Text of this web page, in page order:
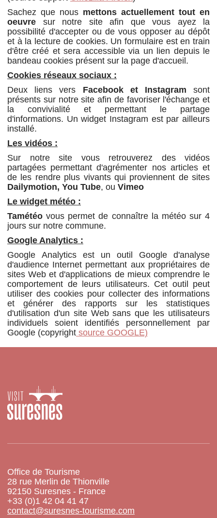
Sachez que nous mettons actuellement tout en
oeuvre sur notre site afin que vous ayez la
possibilité d'accepter ou de vous opposer au dépôt
et à la lecture de cookies. Un formulaire est en train
d'être créé et sera accessible via un lien depuis le
bandeau cookies présent sur la page d'accueil.
Cookies réseaux sociaux :
Deux liens vers Facebook et Instagram sont
présents sur notre site afin de favoriser l'échange et
la convivialité et permettant le partage
d'informations. Un widget Instagram est par ailleurs
installé.
Les vidéos :
Sur notre site vous retrouverez des vidéos
partagées permettant d'agrémenter nos articles et
de les rendre plus vivants qui proviennent de sites
Dailymotion, You Tube, ou Vimeo
Le widget météo :
Tamétéovous permet de connaître la météo sur 4
jours sur notre commune.
Google Analytics :
Google Analytics est un outil Google d'analyse
d'audience Internet permettant aux propriétaires de
sites Web et d'applications de mieux comprendre le
comportement de leurs utilisateurs. Cet outil peut
utiliser des cookies pour collecter des informations
et générer des rapports sur les statistiques
d'utilisation d'un site Web sans que les utilisateurs
individuels soient identifiés personnellement par
Google (copyright source GOOGLE)
Office de Tourisme
28 rue Merlin de Thionville
92150 Suresnes - France
+33 (0)1 42 04 41 47
contact@suresnes-tourisme.com